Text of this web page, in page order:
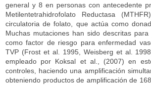
general y 8 en personas con antecedente
Metilentetrahidrofolato Reductasa
circulatoria de folato, que actúa como
Muchas mutaciones han sido descritas
como factor de riesgo para enfermedad
TVP (Frost et al. 1995, Weisberg et al.
empleado por Koksal et al., (2007) en
controles, haciendo una amplificación
obteniendo productos de amplificación de